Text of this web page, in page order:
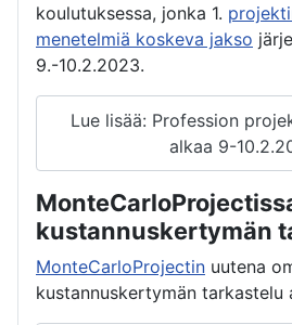
koulutuksessa, jonka 1.
menetelmiä koskeva jakso
9.-10.2.2023.
Lue lisää: Profession
alkaa 9-
kustannuskertymän
MonteCarloProjectin uutena
kustannuskertymän tarkastelu